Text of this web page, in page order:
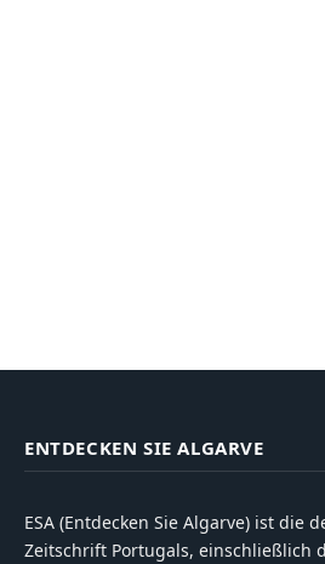
ENTDECKEN SIE ALGARVE
ESA (Entdecken Sie Algarve) ist die
Zeitschrift Portugals, einschließlich